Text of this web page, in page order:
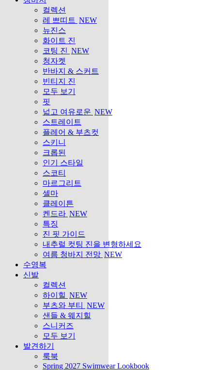
컬렉션
레 쁘띠트 NEW
뉴진스
화이트 진
코팅 진 NEW
청자켓
반바지 & 스커트
빈티지 진
모두 보기
핏
넓고 여유로운 NEW
스트레이트
플레어 & 부츠컷
스키니
크롭된
인기 스타일
스코티
마르그리트
셀마
클레이튼
켄드라 NEW
특징
진 핏 가이드
내추럴 컷팅 진을 변형하세요
여름 청바지 전망 NEW
수영복
신발
컬렉션
하이힐 NEW
부츠와 부티
NEW
샌들 & 웨지힐
스니커즈
모두 보기
발견하기
룩북
Spring 2027 Swimwear Lookbook